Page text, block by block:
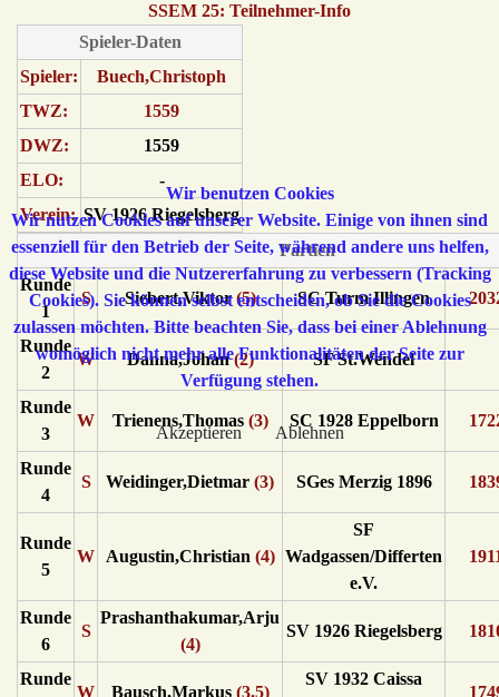
SSEM 25: Teilnehmer-Info
Spieler-Daten
Spieler:
Buech,Christoph
TWZ:
1559
DWZ:
1559
ELO:
-
Verein: SV 1926 Riegelsberg
Partien
Runde
1
S Siebert,Viktor(5) SC Turm Illingen
Runde
2
W Danna,Johan(2) SF St.Wendel
Runde
3
W Trienens,Thomas(3) SC 1928 Eppelborn
Runde
4
S Weidinger,Dietmar (3) SGes Merzig 1896
Runde
5
W Augustin,Christian (4)
SF
Wadgassen/Differten
e.V.
Runde
6
S
Prashanthakumar,Arju
(4)
SV 1926 Riegelsberg
Runde
W Bausch,Markus(3.5)
SV 1932 Caissa
Wir benutzen Cookies
Wir nutzen Cookies auf unserer Website. Einige von ihnen sind
essenziell für den Betrieb der Seite, während andere uns helfen,
diese Website und die Nutzererfahrung zu verbessern (Tracking
Cookies). Sie können selbst entscheiden, ob Sie die Cookies
zulassen möchten. Bitte beachten Sie, dass bei einer Ablehnung
womöglich nicht mehr alle Funktionalitäten der Seite zur
Verfügung stehen.
Akzeptieren Ablehnen